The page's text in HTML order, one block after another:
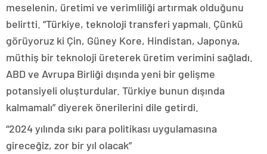
meselenin, üretimi ve verimliliği artırmak olduğunu
belirtti. “Türkiye, teknoloji transferi yapmalı. Çünkü
görüyoruz ki Çin, Güney Kore, Hindistan, Japonya,
müthiş bir teknoloji üreterek üretim verimini sağladı.
ABD ve Avrupa Birliği dışında yeni bir gelişme
potansiyeli oluşturdular. Türkiye bunun dışında
kalmamalı” diyerek önerilerini dile getirdi.
“2024 yılında sıkı para politikası uygulamasına
gireceğiz, zor bir yıl olacak”